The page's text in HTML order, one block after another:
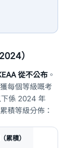
）
從不公布 。
獲每個等級嘅考
係 2024 年
積等級分佈：
累積）